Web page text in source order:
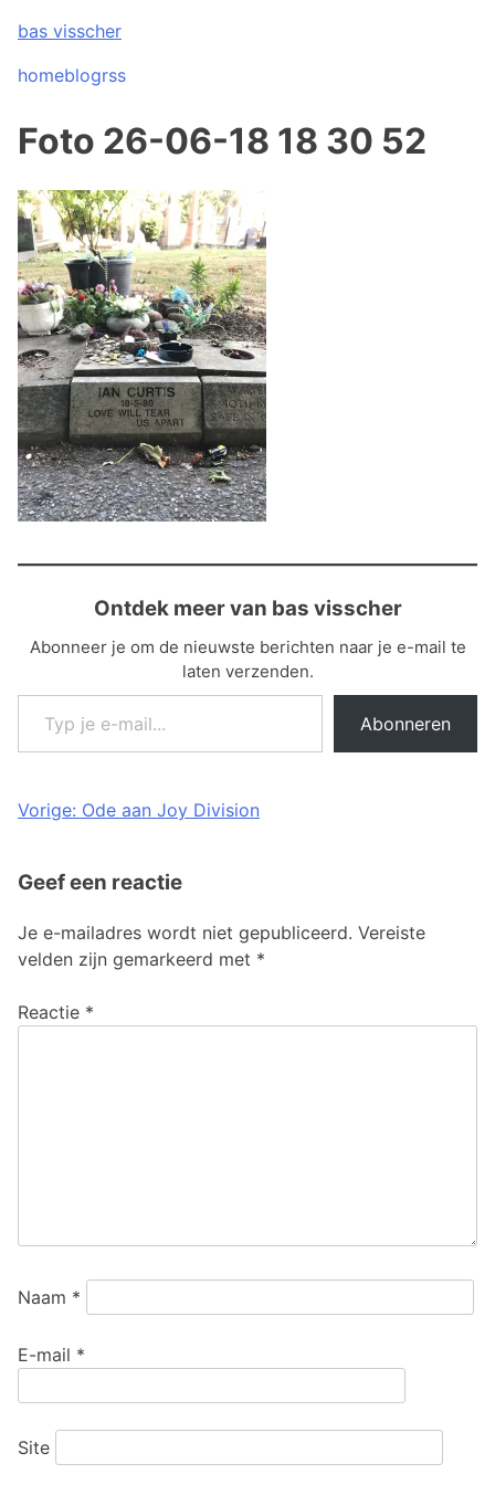
to
content
bas visscher
homeblogrss
Foto 26-06-18 18 30 52
Ontdek meer van bas visscher
Abonneer je om de nieuwste berichten naar je e-mail te
laten verzenden.
Typ je e-mail...
Abonneren
Bericht
Vorige: Ode aan Joy Division
Geef een reactie
Je e-mailadres wordt niet gepubliceerd. Vereiste
velden zijn gemarkeerd met *
Reactie *
Naam *
E-mail *
Site